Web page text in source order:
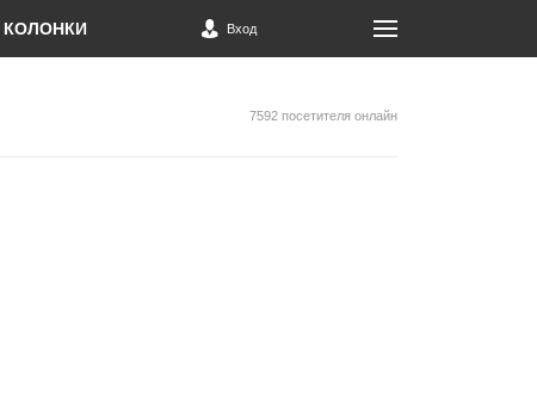
КОЛОНКИ Вход
7592 посетителя онлайн